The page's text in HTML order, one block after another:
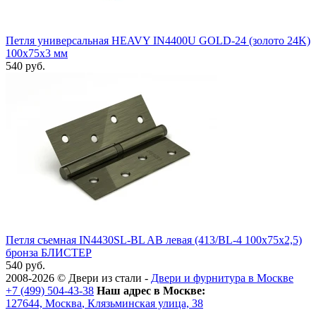
Петля универсальная HEAVY IN4400U GOLD-24 (золото 24K)
100х75х3 мм
540 руб.
Петля съемная IN4430SL-BL AB левая (413/BL-4 100x75x2,5)
бронза БЛИСТЕР
540 руб.
2008-2026 © Двери из стали - Двери и фурнитура в Москве
+7 (499) 504-43-38 Наш адрес в Москве:
127644, Москва, Клязьминская улица, 38